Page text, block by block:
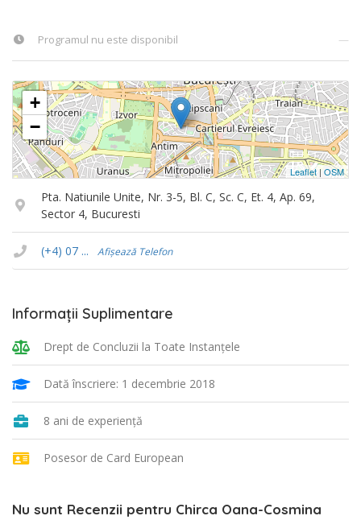
Programul nu este disponibil —
+
−
Leaflet| OSM
Pta. Natiunile Unite, Nr. 3-5, Bl. C, Sc. C, Et. 4, Ap. 69,
Sector 4, Bucuresti
(+4) 07 ... Afișează Telefon
Informații Suplimentare
Drept de Concluzii la Toate Instanţele
Dată înscriere: 1 decembrie 2018
8 ani de experiență
Posesor de Card European
Nu sunt Recenzii pentru Chirca Oana-Cosmina